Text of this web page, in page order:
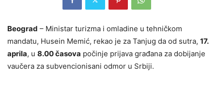
Beograd – Ministar turizma i omladine u tehničkom
mandatu, Husein Memić, rekao je za Tanjug da od sutra, 17.
aprila, u 8.00 časova počinje prijava građana za dobijanje
vaučera za subvencionisani odmor u Srbiji.